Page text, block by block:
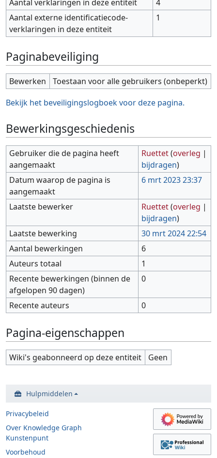
Aantal verklaringen in deze entiteit
4
Aantal externe identificatiecode-
verklaringen in deze entiteit
1
Paginabeveiliging
Bewerken
Toestaan voor alle gebruikers (onbeperkt)
Bekijk het beveiligingslogboek voor deze pagina.
Bewerkingsgeschiedenis
Gebruiker die de pagina heeft
aangemaakt
Ruettet(overleg |
bijdragen)
Datum waarop de pagina is
aangemaakt
6 mrt 2023 23:37
Laatste bewerker Ruettet(overleg |
bijdragen)
Laatste bewerking
30 mrt 2024 22:54
Aantal bewerkingen
6
Auteurs totaal
1
Recente bewerkingen (binnen de
afgelopen 90 dagen)
0
Recente auteurs 0
Pagina-eigenschappen
Wiki's geabonneerd op deze entiteit Geen
Hulpmiddelen
Privacybeleid
Over Knowledge Graph
Kunstenpunt
Voorbehoud